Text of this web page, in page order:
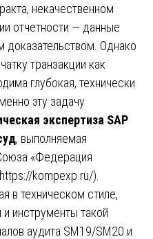
некачественном
отчетности — данные
доказательством. Однако
транзакции как
глубокая, технически
эту задачу
экспертиза SAP
, выполняемая
«Федерация
https://kompexp.ru/).
в техническом стиле,
инструменты такой
аудита SM19/SM20 и